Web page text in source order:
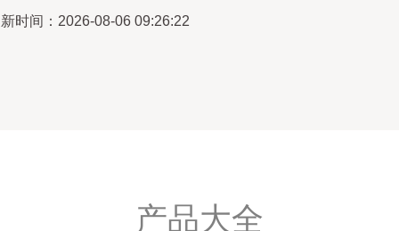
时间：2026-08-06 09:26:22
产品大全